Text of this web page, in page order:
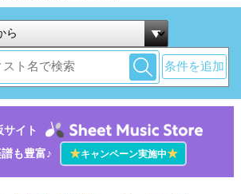
条件を追加
サイト
も豊富♪
★キャンペーン実施中★